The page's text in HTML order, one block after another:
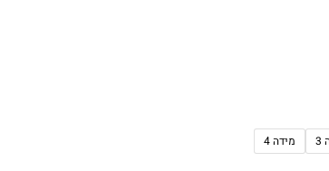
מידה 4